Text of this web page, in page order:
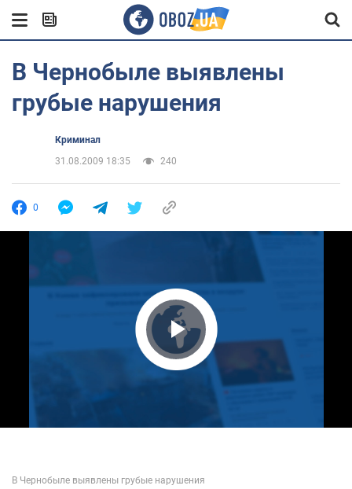
В Чернобыле выявлены
грубые нарушения
Криминал
31.08.2009 18:35
240
0
Play Video